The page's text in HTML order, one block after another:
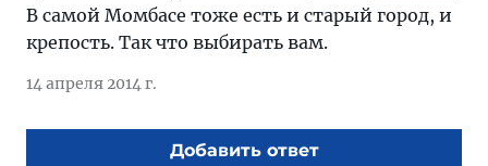
В самой Момбасе тоже есть и старый город, и
крепость. Так что выбирать вам.
14 апреля 2014 г.
Добавить ответ